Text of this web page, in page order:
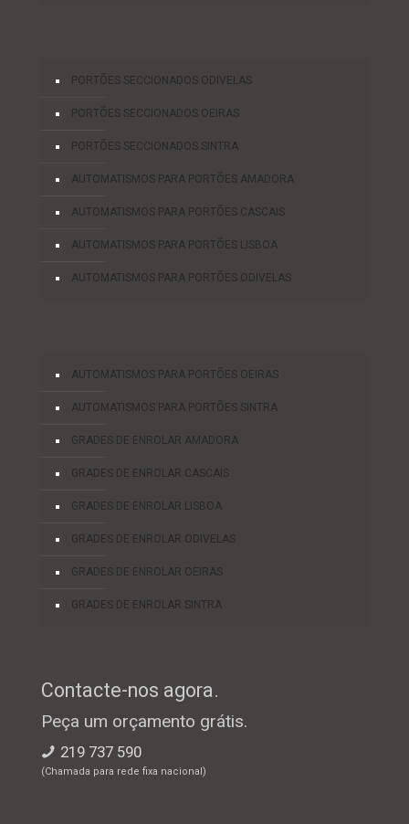
PORTÕES SECCIONADOS ODIVELAS
PORTÕES SECCIONADOS OEIRAS
PORTÕES SECCIONADOS SINTRA
AUTOMATISMOS PARA PORTÕES AMADORA
AUTOMATISMOS PARA PORTÕES CASCAIS
AUTOMATISMOS PARA PORTÕES LISBOA
AUTOMATISMOS PARA PORTÕES ODIVELAS
AUTOMATISMOS PARA PORTÕES OEIRAS
AUTOMATISMOS PARA PORTÕES SINTRA
GRADES DE ENROLAR AMADORA
GRADES DE ENROLAR CASCAIS
GRADES DE ENROLAR LISBOA
GRADES DE ENROLAR ODIVELAS
GRADES DE ENROLAR OEIRAS
GRADES DE ENROLAR SINTRA
Contacte-nos agora.
Peça um orçamento grátis.
219 737 590
(Chamada para rede fixa nacional)